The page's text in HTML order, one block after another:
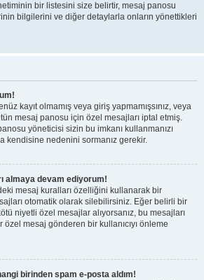
bir listesini size belirtir, mesaj panosu
bilgilerini ve diğer detaylarla onların yönettikleri
kayıt olmamış veya giriş yapmamışsınız, veya
mesaj panosu için özel mesajları iptal etmiş.
yöneticisi sizin bu imkanı kullanmanızı
kendisine nedenini sormanız gerekir.
almaya devam ediyorum!
mesaj kuralları özelliğini kullanarak bir
otomatik olarak silebilirsiniz. Eğer belirli bir
niyetli özel mesajlar alıyorsanız, bu mesajları
mesaj gönderen bir kullanıcıyı önleme
birinden spam e-posta aldım!